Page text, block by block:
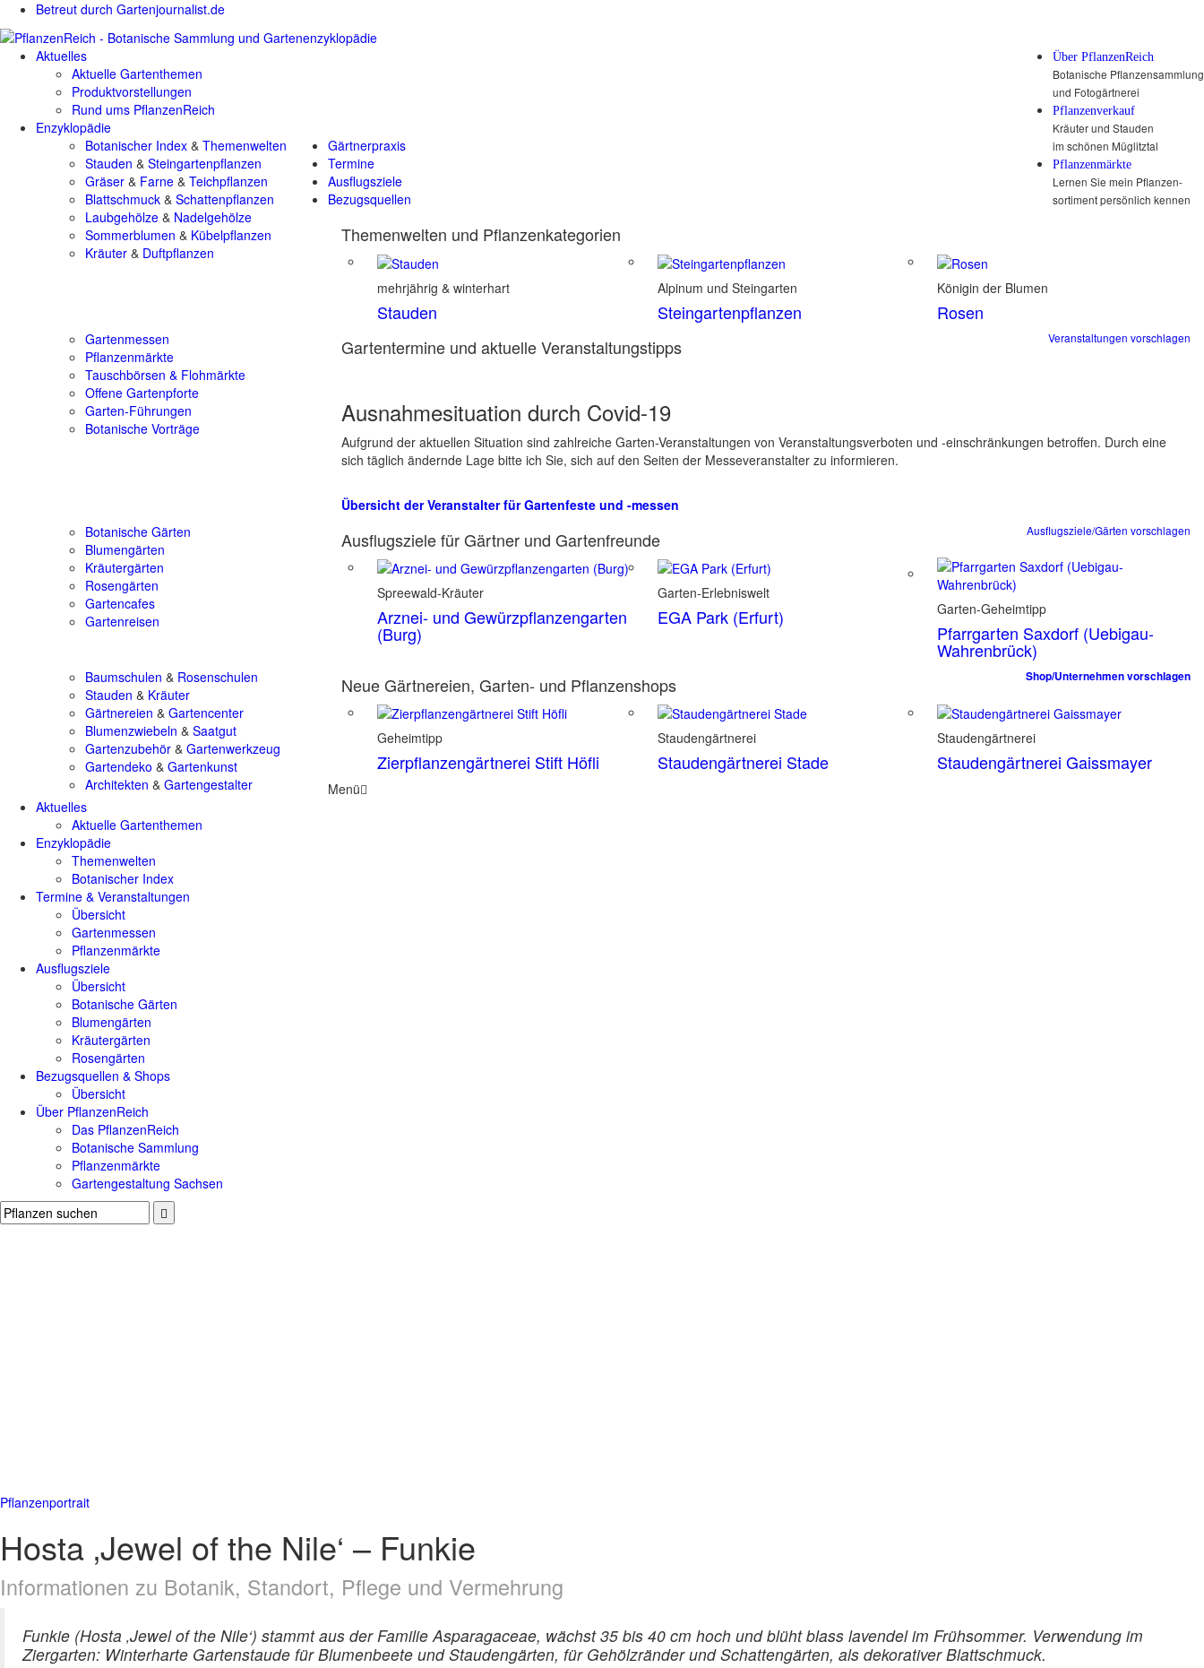
Betreut durch Gartenjournalist.de
Über PflanzenReich
Botanische Pflanzensammlung
und Fotogärtnerei
Pflanzenverkauf
Kräuter und Stauden
im schönen Müglitztal
Pflanzenmärkte
Lernen Sie mein Pflanzen-
sortiment persönlich kennen
Aktuelles
Aktuelle Gartenthemen
Produktvorstellungen
Rund ums PflanzenReich
Enzyklopädie
Botanischer Index & Themenwelten
Stauden & Steingartenpflanzen
Gräser & Farne & Teichpflanzen
Blattschmuck & Schattenpflanzen
Laubgehölze & Nadelgehölze
Sommerblumen & Kübelpflanzen
Kräuter & Duftpflanzen
Themenwelten und Pflanzenkategorien
mehrjährig & winterhart
Stauden
Alpinum und Steingarten
Steingartenpflanzen
Königin der Blumen
Rosen
Gärtnerpraxis
Termine
Gartenmessen
Pflanzenmärkte
Tauschbörsen & Flohmärkte
Offene Gartenpforte
Garten-Führungen
Botanische Vorträge
Veranstaltungen vorschlagen
Gartentermine und aktuelle Veranstaltungstipps
Ausnahmesituation durch Covid-19
Aufgrund der aktuellen Situation sind zahlreiche Garten-Veranstaltungen von Veranstaltungsverboten und -einschränkungen betroffen. Durch eine
sich täglich ändernde Lage bitte ich Sie, sich auf den Seiten der Messeveranstalter zu informieren.
Übersicht der Veranstalter für Gartenfeste und -messen
Ausflugsziele
Botanische Gärten
Blumengärten
Kräutergärten
Rosengärten
Gartencafes
Gartenreisen
Ausflugsziele/Gärten vorschlagen
Ausflugsziele für Gärtner und Gartenfreunde
Spreewald-Kräuter
Arznei- und Gewürzpflanzengarten
(Burg)
Garten-Erlebniswelt
EGA Park (Erfurt) Garten-Geheimtipp
Pfarrgarten Saxdorf (Uebigau-
Wahrenbrück)
Bezugsquellen
Baumschulen & Rosenschulen
Stauden & Kräuter
Gärtnereien & Gartencenter
Blumenzwiebeln & Saatgut
Gartenzubehör & Gartenwerkzeug
Gartendeko & Gartenkunst
Architekten & Gartengestalter
Shop/Unternehmen vorschlagen
Neue Gärtnereien, Garten- und Pflanzenshops
Geheimtipp
Zierpflanzengärtnerei Stift Höfli
Staudengärtnerei
Staudengärtnerei Stade
Staudengärtnerei
Staudengärtnerei Gaissmayer
Menü
Aktuelles
Aktuelle Gartenthemen
Enzyklopädie
Themenwelten
Botanischer Index
Termine & Veranstaltungen
Übersicht
Gartenmessen
Pflanzenmärkte
Ausflugsziele
Übersicht
Botanische Gärten
Blumengärten
Kräutergärten
Rosengärten
Bezugsquellen & Shops
Übersicht
Über PflanzenReich
Das PflanzenReich
Botanische Sammlung
Pflanzenmärkte
Gartengestaltung Sachsen
Pflanzenportrait
Hosta ‚Jewel of the Nile‘ – Funkie
Informationen zu Botanik, Standort, Pflege und Vermehrung
Funkie (Hosta ‚Jewel of the Nile‘) stammt aus der Familie Asparagaceae, wächst 35 bis 40 cm hoch und blüht blass lavendel im Frühsommer. Verwendung im
Ziergarten: Winterharte Gartenstaude für Blumenbeete und Staudengärten, für Gehölzränder und Schattengärten, als dekorativer Blattschmuck.